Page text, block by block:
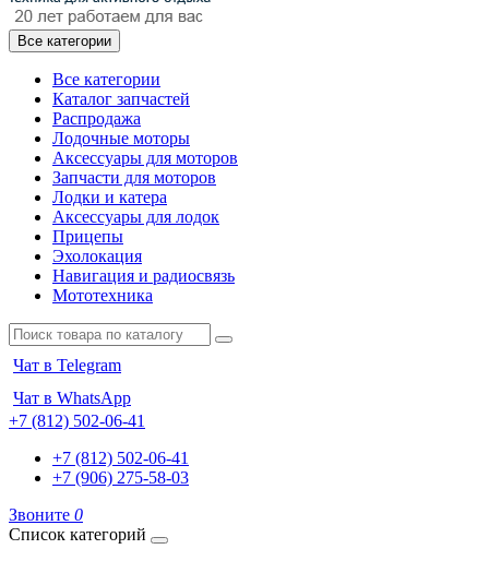
Все категории
Все категории
Каталог запчастей
Распродажа
Лодочные моторы
Аксессуары для моторов
Запчасти для моторов
Лодки и катера
Аксессуары для лодок
Прицепы
Эхолокация
Навигация и радиосвязь
Мототехника
Чат в Telegram
Чат в WhatsApp
+7 (812) 502-06-41
+7 (812) 502-06-41
+7 (906) 275-58-03
Звоните 0
Список категорий